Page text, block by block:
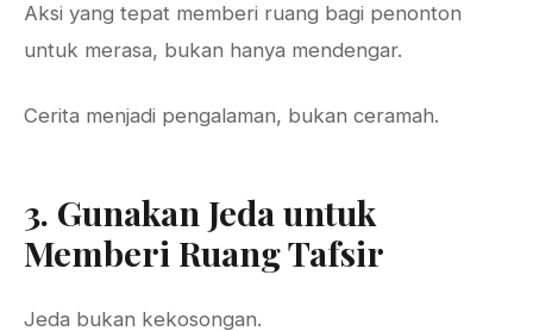
Aksi yang tepat memberi ruang bagi penonton
untuk merasa, bukan hanya mendengar.
Cerita menjadi pengalaman, bukan ceramah.
3. Gunakan Jeda untuk
Memberi Ruang Tafsir
Jeda bukan kekosongan.